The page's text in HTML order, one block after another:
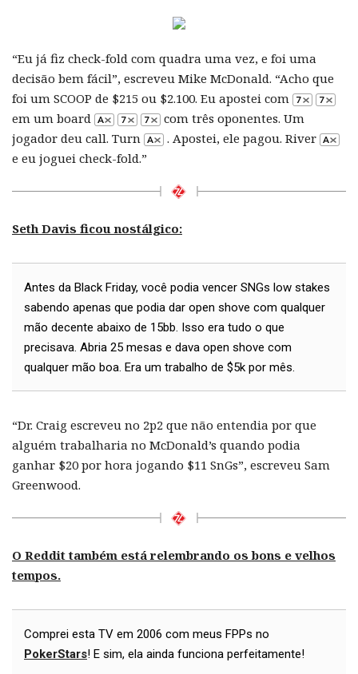
“Eu já fiz check-fold com quadra uma vez, e foi uma
decisão bem fácil”, escreveu Mike McDonald. “Acho que
foi um SCOOP de $215 ou $2.100. Eu apostei com
em um board
com três oponentes. Um
jogador deu call. Turn
. Apostei, ele pagou. River
e eu joguei check-fold.”
Seth Davis ficou nostálgico:
Antes da Black Friday, você podia vencer SNGs low stakes
sabendo apenas que podia dar open shove com qualquer
mão decente abaixo de 15bb. Isso era tudo o que
precisava. Abria 25 mesas e dava open shove com
qualquer mão boa. Era um trabalho de $5k por mês.
“Dr. Craig escreveu no 2p2 que não entendia por que
alguém trabalharia no McDonald’s quando podia
ganhar $20 por hora jogando $11 SnGs”, escreveu Sam
Greenwood.
O Reddit também está relembrando os bons e velhos
tempos.
Comprei esta TV em 2006 com meus FPPs no
PokerStars! E sim, ela ainda funciona perfeitamente!